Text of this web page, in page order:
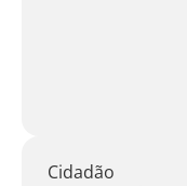
Cidadão